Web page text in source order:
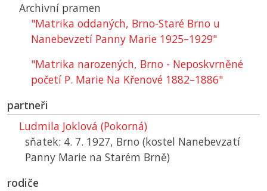
Archivní pramen
"Matrika oddaných, Brno-Staré Brno u
Nanebevzetí Panny Marie 1925–1929"
"Matrika narozených, Brno - Neposkvrněné
početí P. Marie Na Křenové 1882–1886"
partneři
Ludmila Joklová (Pokorná)
sňatek: 4. 7. 1927, Brno (kostel Nanebevzatí
Panny Marie na Starém Brně)
rodiče